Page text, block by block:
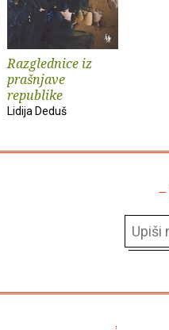
Razglednice iz
prašnjave
republike
Lidija Deduš
–